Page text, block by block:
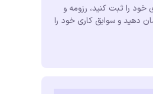
را ثبت کنید، رزومه و
دهید و سوابق کاری خود را